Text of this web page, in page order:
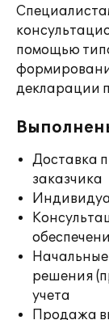
помощью
декларации
Доставка
заказчика
Начальные
решения
учета
Продажа